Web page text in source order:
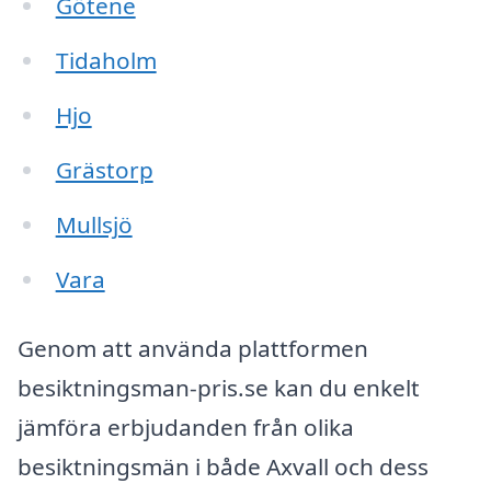
Tidaholm
Hjo
Grästorp
Mullsjö
Vara
Genom att använda plattformen
besiktningsman-pris.se kan du enkelt
jämföra erbjudanden från olika
besiktningsmän i både Axvall och dess